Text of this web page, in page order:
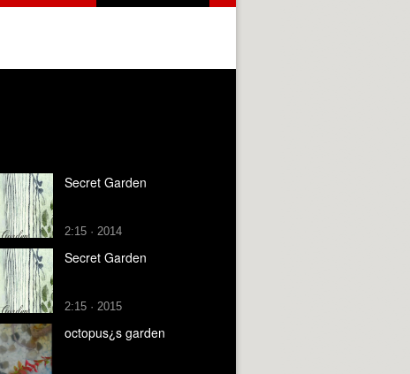
Secret Garden
2:15 · 2014
Secret Garden
2:15 · 2015
octopus¿s garden